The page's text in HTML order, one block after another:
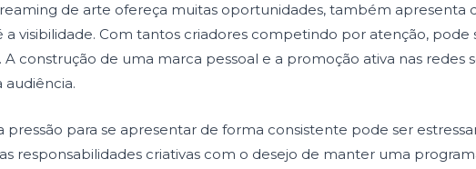
de arte ofereça muitas oportunidades, também apresenta
a visibilidade. Com tantos criadores competindo por atenção, pode
construção de uma marca pessoal e a promoção ativa nas redes
pressão para se apresentar de forma consistente pode ser
responsabilidades criativas com o desejo de manter uma